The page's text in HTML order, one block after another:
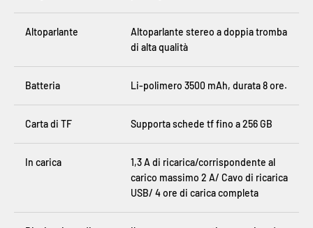
Altoparlante
Altoparlante stereo a doppia tromba
di alta qualità
Batteria Li-polimero 3500 mAh, durata 8 ore.
Carta di TF Supporta schede tf fino a 256 GB
In carica
1,3 A di ricarica/corrispondente al
carico massimo 2 A/ Cavo di ricarica
USB/ 4 ore di carica completa